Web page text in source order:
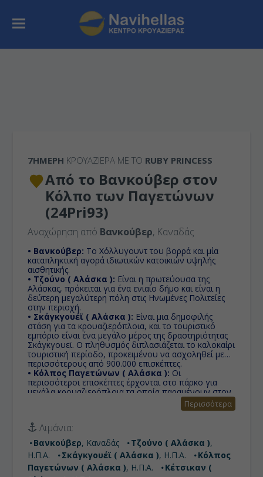
7ΉΜΕΡΗ ΚΡΟΥΑΖΙΕΡΑ ΜΕ ΤΟ RUBY PRINCESS
Από το Βανκούβερ στον
Κόλπο των Παγετώνων
(24Pri93)
Αναχώρηση από Βανκούβερ, Καναδάς
• Βανκούβερ: Το Χόλλυγουντ του βορρά και μία
καταπληκτική αγορά ιδιωτικών κατοικιών υψηλής
αισθητικής.
• Τζούνο ( Αλάσκα ): Eίναι η πρωτεύουσα της
Αλάσκας, πρόκειται για ένα ενιαίο δήμο και είναι η
δεύτερη μεγαλύτερη πόλη στις Ηνωμένες Πολιτείες
στην περιοχή.
• Σκάγκγουέϊ ( Αλάσκα ): Eίναι μια δημοφιλής
στάση για τα κρουαζιερόπλοια, και το τουριστικό
εμπόριο είναι ένα μεγάλο μέρος της δραστηριότητας
Σκάγκγουεϊ. Ο πληθυσμός διπλασιάζεται το καλοκαίρι
τουριστική περίοδο, προκειμένου να ασχοληθεί με
περισσότερους από 900.000 επισκέπτες.
• Κόλπος Παγετώνων ( Αλάσκα ): Οι
περισσότεροι επισκέπτες έρχονται στο πάρκο για
μεγάλα κρουαζιερόπλοια τα οποία παραμένουν στον
κόλπο και οι επιβάτες απολαυμβάνουν μοναδικούς
παγετώνες συμπεριλαμβανομένων των θεαματικών
Margerie και Grand Pacific.
• Κέτσικαν ( Αλάσκα ):
κατοίκων είναι το ψάρεμα σολομού και ίσως θα
μπορέσετε και εσείς να δείτε αυτά τα ψάρια να
παλεύουν αντίθετα στο ρεύμα για να φτάσουν στο
τόπο όπου θα αφήσουν τα αυγά τους και έπειτα θα
Περισσότερα
Λιμάνια:
Βανκούβερ, Καναδάς Τζούνο ( Αλάσκα ),
Η.Π.Α.
Σκάγκγουέϊ ( Αλάσκα ), Η.Π.Α.
Κόλπος
Παγετώνων ( Αλάσκα ), Η.Π.Α.
Κέτσικαν (